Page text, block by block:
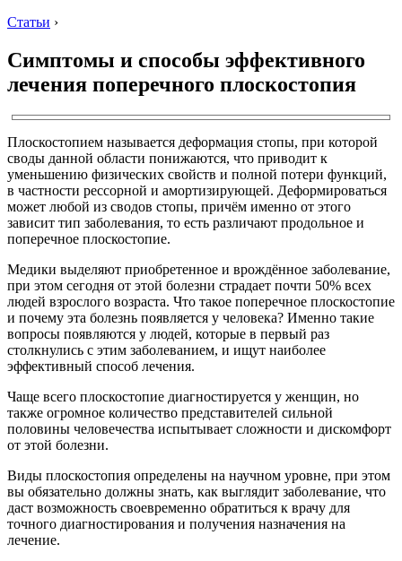
Статьи ›
Симптомы и способы эффективного
лечения поперечного плоскостопия
Плоскостопием называется деформация стопы, при которой
своды данной области понижаются, что приводит к
уменьшению физических свойств и полной потери функций,
в частности рессорной и амортизирующей. Деформироваться
может любой из сводов стопы, причём именно от этого
зависит тип заболевания, то есть различают продольное и
поперечное плоскостопие.
Медики выделяют приобретенное и врождённое заболевание,
при этом сегодня от этой болезни страдает почти 50% всех
людей взрослого возраста. Что такое поперечное плоскостопие
и почему эта болезнь появляется у человека? Именно такие
вопросы появляются у людей, которые в первый раз
столкнулись с этим заболеванием, и ищут наиболее
эффективный способ лечения.
Чаще всего плоскостопие диагностируется у женщин, но
также огромное количество представителей сильной
половины человечества испытывает сложности и дискомфорт
от этой болезни.
Виды плоскостопия определены на научном уровне, при этом
вы обязательно должны знать, как выглядит заболевание, что
даст возможность своевременно обратиться к врачу для
точного диагностирования и получения назначения на
лечение.